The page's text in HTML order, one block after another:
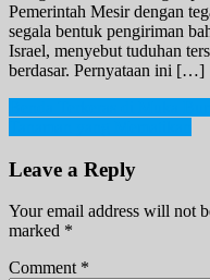
Pemerintah Mesir dengan
segala bentuk pengiriman
Israel, menyebut tuduhan
berdasar. Pernyataan ini […]
Post
navigation
Leave a Reply
Your email address will not
marked *
Comment *